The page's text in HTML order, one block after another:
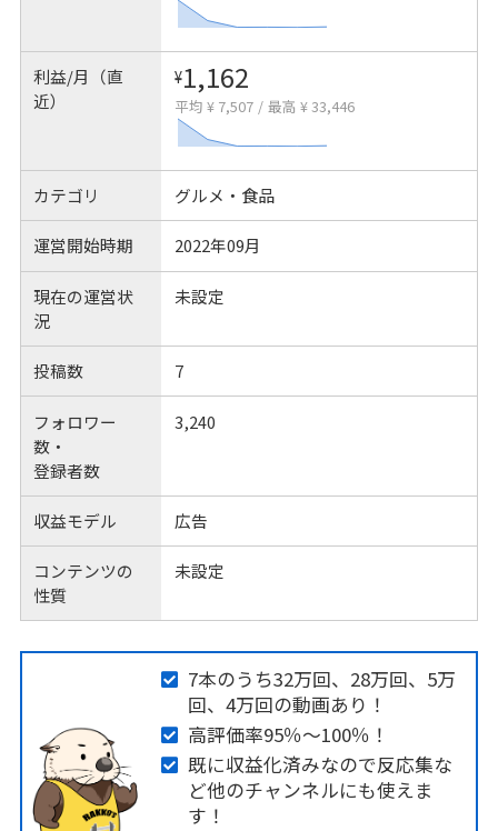
利益/月（直
近）
¥1,162
平均 ¥ 7,507 / 最高 ¥ 33,446
カテゴリ グルメ・食品
運営開始時期 2022年09月
現在の運営状
況
未設定
投稿数 7
フォロワー
数・
登録者数
3,240
収益モデル 広告
コンテンツの
性質
未設定
7本のうち32万回、28万回、5万
回、4万回の動画あり！
高評価率95％〜100％！
既に収益化済みなので反応集な
ど他のチャンネルにも使えま
す！